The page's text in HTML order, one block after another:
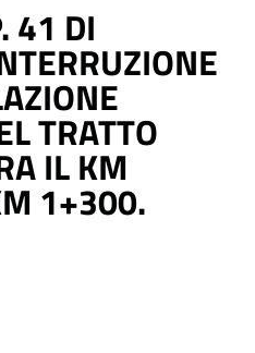
41 DI
TRATTO
IL KM
1+300.